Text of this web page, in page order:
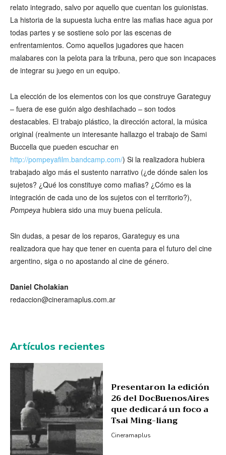
relato integrado, salvo por aquello que cuentan los guionistas.
La historia de la supuesta lucha entre las mafias hace agua por
todas partes y se sostiene solo por las escenas de
enfrentamientos. Como aquellos jugadores que hacen
malabares con la pelota para la tribuna, pero que son incapaces
de integrar su juego en un equipo.
La elección de los elementos con los que construye Garateguy
– fuera de ese guión algo deshilachado – son todos
destacables. El trabajo plástico, la dirección actoral, la música
original (realmente un interesante hallazgo el trabajo de Sami
Buccella que pueden escuchar en
http://pompeyafilm.bandcamp.com/) Si la realizadora hubiera
trabajado algo más el sustento narrativo (¿de dónde salen los
sujetos? ¿Qué los constituye como mafias? ¿Cómo es la
integración de cada uno de los sujetos con el territorio?),
Pompeya hubiera sido una muy buena película.
Sin dudas, a pesar de los reparos, Garateguy es una
realizadora que hay que tener en cuenta para el futuro del cine
argentino, siga o no apostando al cine de género.
Daniel Cholakian
redaccion@cineramaplus.com.ar
Artículos recientes
Presentaron la edición
26 del DocBuenosAires
que dedicará un foco a
Tsai Ming-liang
Cineramaplus